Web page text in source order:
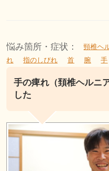
悩み箇所・症状： 頸椎ヘ
れ
指のしびれ 首 腕 手
手の痺れ（頚椎ヘルニ
した